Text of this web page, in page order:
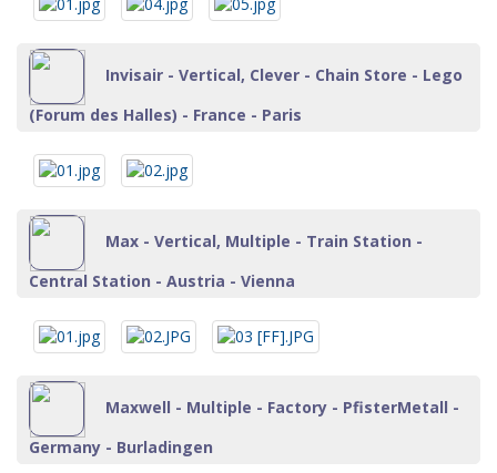
Invisair - Vertical, Clever - Chain Store - Lego
(Forum des Halles) - France - Paris
Max - Vertical, Multiple - Train Station -
Central Station - Austria - Vienna
Maxwell - Multiple - Factory - PfisterMetall -
Germany - Burladingen